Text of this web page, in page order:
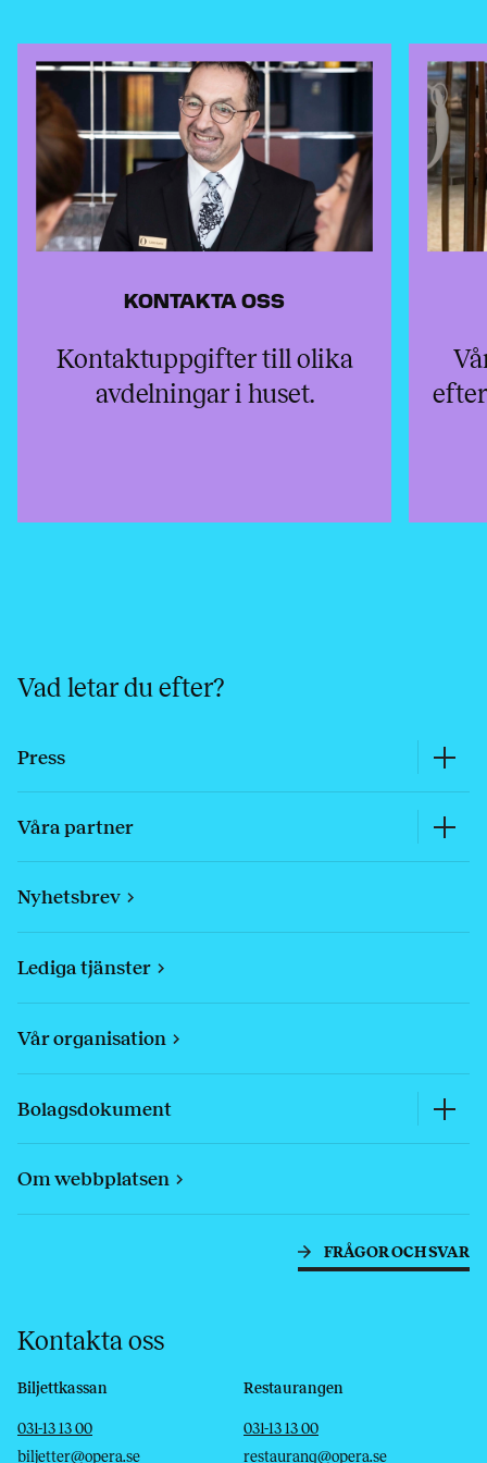
KONTAKTA OSS
Kontaktuppgifter till olika
avdelningar i huset.
Vad letar du efter?
Press
Våra partner
Nyhetsbrev
Lediga tjänster
Vår organisation
Bolagsdokument
Om webbplatsen
FRÅGOR OCH SVAR
Kontakta oss
Biljettkassan
Telefon
031-13 13 00
E-post
biljetter@opera.se
Restaurangen
Telefon
031-13 13 00
E-post
restaurang@opera.se